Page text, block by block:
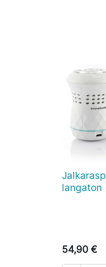

langaton
54,90 €